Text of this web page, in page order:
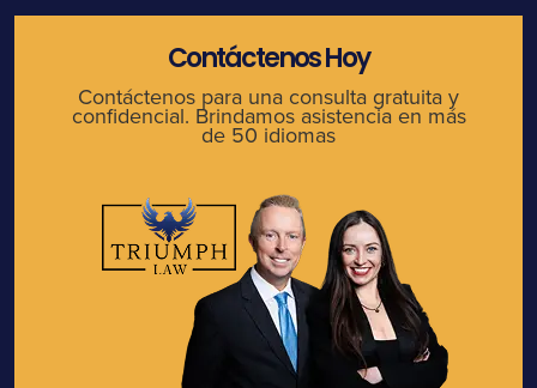
Contáctenos Hoy
Contáctenos para una consulta gratuita y
confidencial. Brindamos asistencia en más
de 50 idiomas